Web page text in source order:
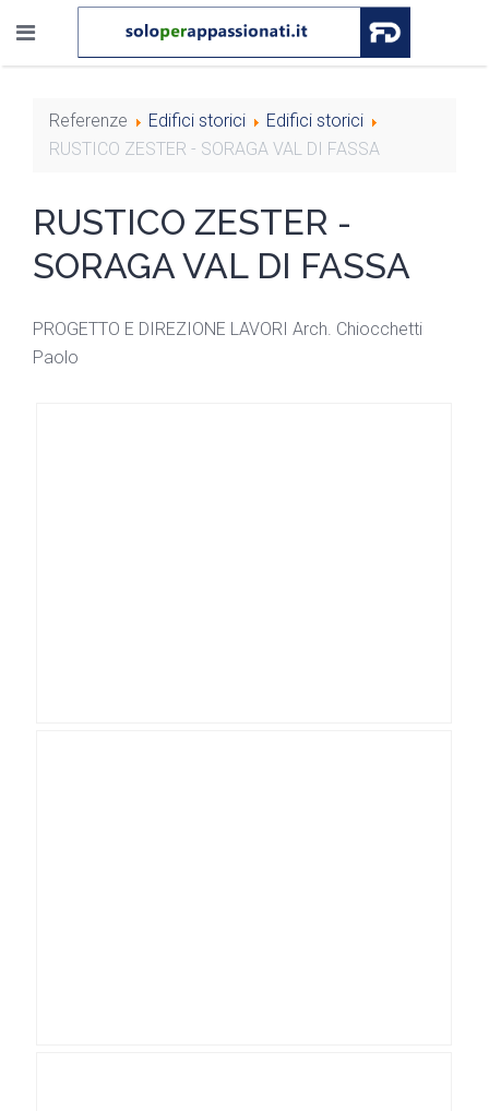
Referenze Edifici storici
Edifici storici
RUSTICO ZESTER - SORAGA VAL DI FASSA
RUSTICO ZESTER -
SORAGA VAL DI FASSA
PROGETTO E DIREZIONE LAVORI Arch. Chiocchetti
Paolo